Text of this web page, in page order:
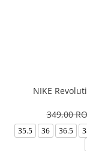
NIKE
349,00
35.5 36 36.5